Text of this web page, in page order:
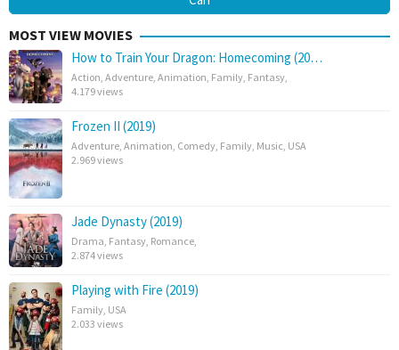
MOST VIEW MOVIES
How to Train Your Dragon: Homecoming (20…
Action Adventure Animation Family Fantasy
4.179 views
Frozen II (2019)
Adventure Animation Comedy Family Music USA
2.969 views
Jade Dynasty (2019)
Drama Fantasy Romance
2.874 views
Playing with Fire (2019)
Family USA
2.033 views